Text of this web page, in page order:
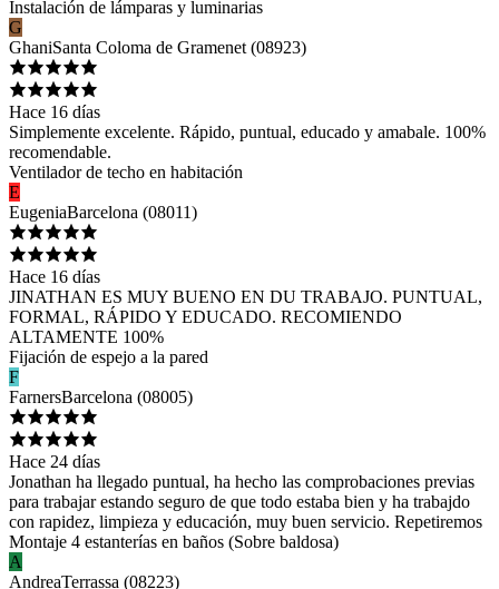
Instalación de lámparas y luminarias
G
GhaniSanta Coloma de Gramenet (08923)
Hace 16 días
Simplemente excelente. Rápido, puntual, educado y amabale. 100%
recomendable.
Ventilador de techo en habitación
E
EugeniaBarcelona (08011)
Hace 16 días
JINATHAN ES MUY BUENO EN DU TRABAJO. PUNTUAL,
FORMAL, RÁPIDO Y EDUCADO. RECOMIENDO
ALTAMENTE 100%
Fijación de espejo a la pared
F
FarnersBarcelona (08005)
Hace 24 días
Jonathan ha llegado puntual, ha hecho las comprobaciones previas
para trabajar estando seguro de que todo estaba bien y ha trabajdo
con rapidez, limpieza y educación, muy buen servicio. Repetiremos
Montaje 4 estanterías en baños (Sobre baldosa)
A
AndreaTerrassa (08223)